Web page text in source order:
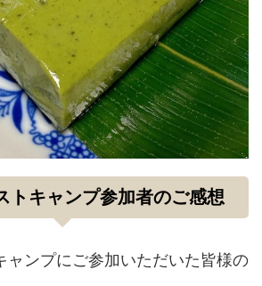
トキャンプ参加者のご感想
ャンプにご参加いただいた皆様の